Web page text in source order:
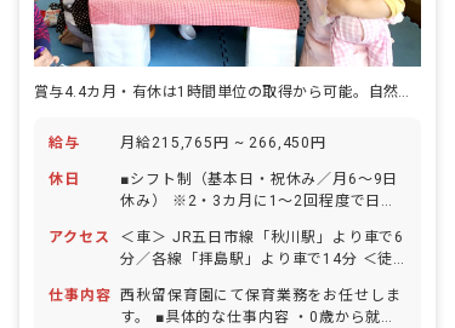
賞与4.4カ月・有休は1時間単位の取得から可能。自然と助け合える職場
給与 月給215,765円 ~ 266,450円
休日
■シフト制（基本日・祝休み／月6～9日
休み） ※2・3カ月に1～2回程度で日・
間） ■年次有給休暇（1時間単位の取得
も可） ┗初年度は試用期間中3日間、終
了後に7日の計10日間付与 ■お子さんの
体調不良や行事参加も職員同士協力し合
アクセス
＜車＞ JR五日市線「秋川駅」より車で6
分／各線「拝島駅」より車で14分 ＜徒
19分 ■マイカー・バイク・自転車通勤可
仕事内容 西秋留保育園にて保育業務をお任せしま
す。 ■具体的な仕事内容 ・0歳から就学